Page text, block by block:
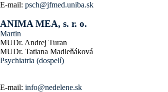
E-mail: psch@jfmed.uniba.sk
ANIMA MEA, s. r. o.
Martin
MUDr. Andrej Turan
MUDr. Tatiana Madleňáková
Psychiatria (dospelí)
E-mail: info@nedelene.sk